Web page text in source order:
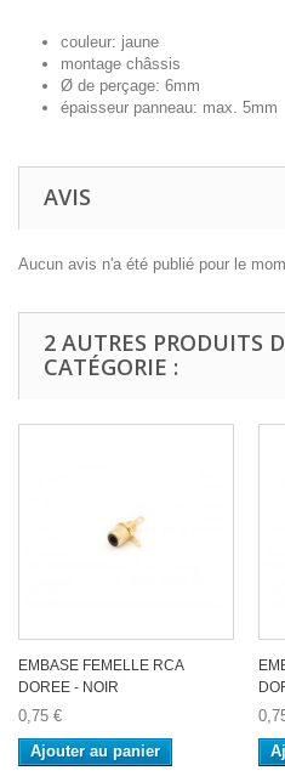
couleur: jaune
montage châssis
Ø de perçage: 6mm
épaisseur panneau: max. 5mm
AVIS
Aucun avis n'a été publié pour le
2 AUTRES PRODUITS
CATÉGORIE :
EMBASE FEMELLE RCA
DOREE - NOIR
0,75 €
Ajouter au panier